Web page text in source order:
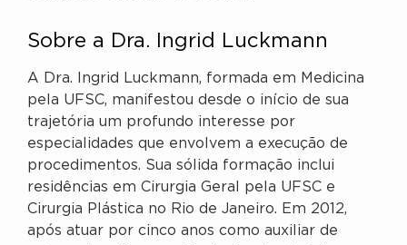
Sobre a Dra. Ingrid Luckmann
A Dra. Ingrid Luckmann, formada em Medicina
pela UFSC, manifestou desde o início de sua
trajetória um profundo interesse por
especialidades que envolvem a execução de
procedimentos. Sua sólida formação inclui
residências em Cirurgia Geral pela UFSC e
Cirurgia Plástica no Rio de Janeiro. Em 2012,
após atuar por cinco anos como auxiliar de